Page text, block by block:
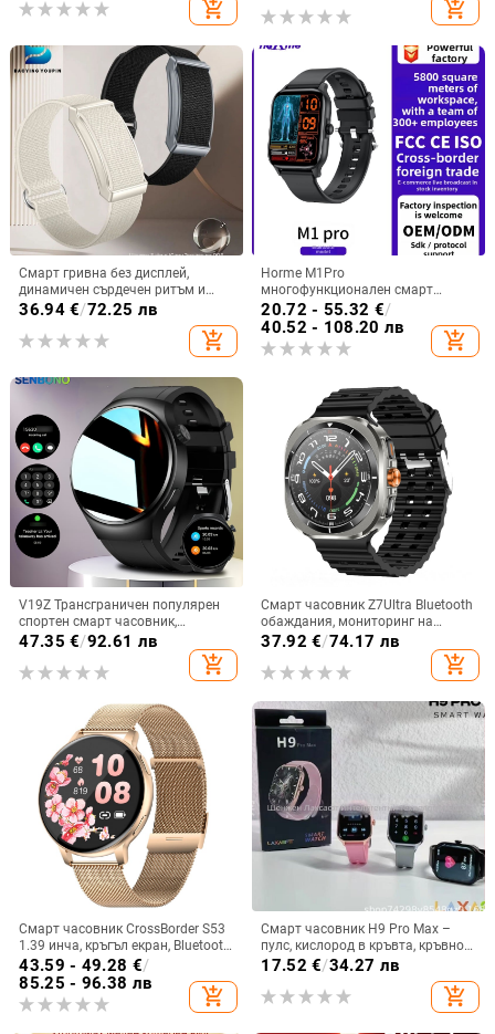
add_shopping_cart часовник add_shopping_cart
Смарт гривна без дисплей,
динамичен сърдечен ритъм и
телесна температура,
водоустойчива до 30 м, живот на
36.94€/72.25 лв
add_shopping_cart
Horme M1Pro
многофункционален смарт
часовник – здравно наблюдение
(сърдечен ритъм, кръвно
налягане, кислород в кръвта),
следене на съня, Bluetooth
силиконова каишка
20.72 - 55.32 €/
40.52 - 108.20 лв
add_shopping_cart
V19Z Трансграничен популярен
спортен смарт часовник,
отговарящ на повиквания, пулс,
кръвно налягане, сън, снимане и
колоездене
47.35 €/92.61 лв
add_shopping_cart
Смарт часовник Z7Ultra Bluetooth
обаждания, мониторинг на
сърдечен ритъм, кръвно
налягане, следене на съня и
водоустойчив
37.92 €/74.17 лв
add_shopping_cart
Смарт часовник CrossBorder S53
1.39 инча, кръгъл екран, Bluetooth,
крачкомер, наблюдение на съня,
кръвно налягане, мулти-спорт,
метеорологични условия
43.59 - 49.28 €/
85.25 - 96.38 лв
add_shopping_cart
Смарт часовник H9 Pro Max –
пулс, кислород в кръвта, кръвно
налягане, мониторинг на съня,
17.52 €/34.27 лв
add_shopping_cart